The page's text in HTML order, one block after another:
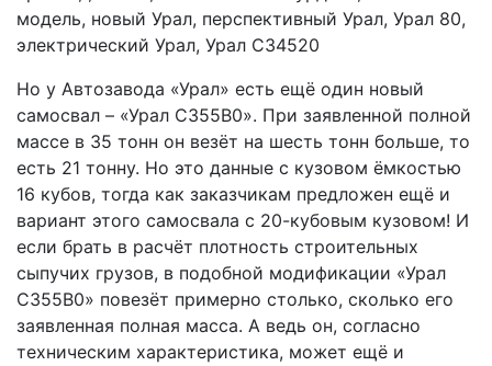
Но у Автозавода «Урал» есть ещё один новый
самосвал – «Урал С355B0». При заявленной полной
массе в 35 тонн он везёт на шесть тонн больше, то
есть 21 тонну. Но это данные с кузовом ёмкостью
16 кубов, тогда как заказчикам предложен ещё и
вариант этого самосвала с 20-кубовым кузовом! И
если брать в расчёт плотность строительных
сыпучих грузов, в подобной модификации «Урал
С355B0» повезёт примерно столько, сколько его
заявленная полная масса. А ведь он, согласно
техническим характеристика, может ещё и